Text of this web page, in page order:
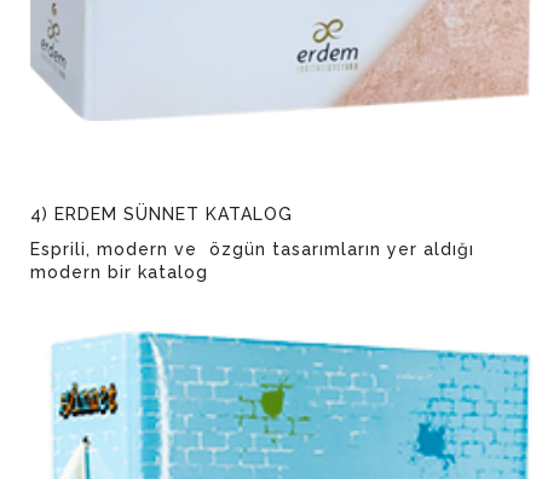
4) ERDEM SÜNNET KATALOG
Esprili, modern ve özgün tasarımların yer aldığı
modern bir katalog